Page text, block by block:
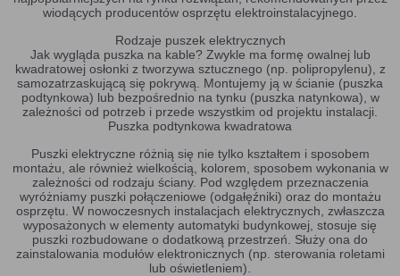
wiodących producentów osprzętu elektroinstalacyjnego.
Rodzaje puszek elektrycznych
Jak wygląda puszka na kable? Zwykle ma formę owalnej lub
kwadratowej osłonki z tworzywa sztucznego (np. polipropylenu), z
samozatrzaskującą się pokrywą. Montujemy ją w ścianie (puszka
podtynkowa) lub bezpośrednio na tynku (puszka natynkowa), w
zależności od potrzeb i przede wszystkim od projektu instalacji.
Puszka podtynkowa kwadratowa
Puszki elektryczne różnią się nie tylko kształtem i sposobem
montażu, ale również wielkością, kolorem, sposobem wykonania w
zależności od rodzaju ściany. Pod względem przeznaczenia
wyróżniamy puszki połączeniowe (odgałęźniki) oraz do montażu
osprzętu. W nowoczesnych instalacjach elektrycznych, zwłaszcza
wyposażonych w elementy automatyki budynkowej, stosuje się
puszki rozbudowane o dodatkową przestrzeń. Służy ona do
zainstalowania modułów elektronicznych (np. sterowania roletami
lub oświetleniem).